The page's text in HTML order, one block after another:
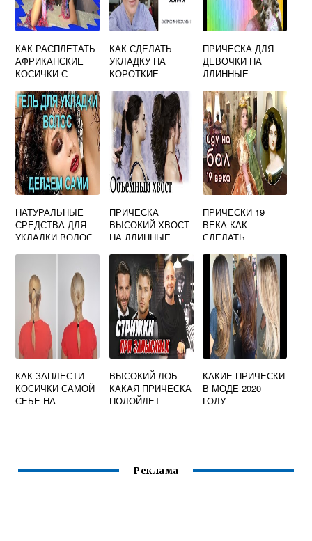
КАК РАСПЛЕТАТЬ
АФРИКАНСКИЕ
КОСИЧКИ С
КАК СДЕЛАТЬ
УКЛАДКУ НА
КОРОТКИЕ
ФЕНА И УТЮЖКА
ПРИЧЕСКА ДЛЯ
ДЕВОЧКИ НА
ДЛИННЫЕ
РУКАМИ
ПОШАГОВАЯ
ЛЕГКИЕ
НАТУРАЛЬНЫЕ
СРЕДСТВА ДЛЯ
УКЛАДКИ ВОЛОС
ПРИЧЕСКА
ВЫСОКИЙ ХВОСТ
НА ДЛИННЫЕ
ДЕЛАТЬ
ПРИЧЕСКИ 19
ВЕКА КАК
СДЕЛАТЬ
КАК ЗАПЛЕСТИ
КОСИЧКИ САМОЙ
СЕБЕ НА
ВЫСОКИЙ ЛОБ
КАКАЯ ПРИЧЕСКА
ПОДОЙДЕТ
КАКИЕ ПРИЧЕСКИ
В МОДЕ 2020
ГОДУ
Реклама